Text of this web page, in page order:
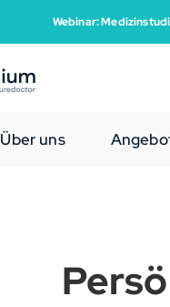
Webinar:
Über uns